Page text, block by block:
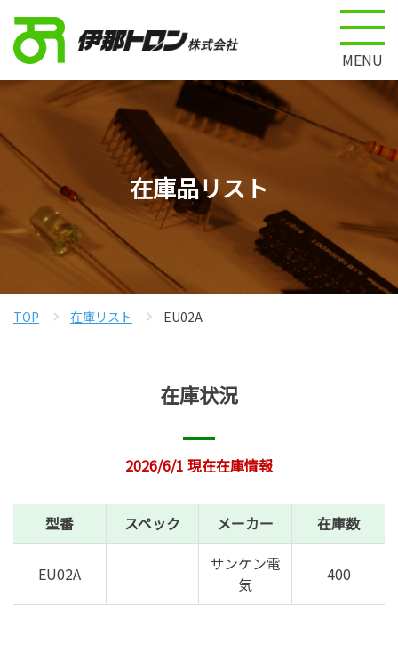
MENU
在庫品リスト
TOP 在庫リスト EU02A
在庫状況
2026/6/1 現在在庫情報
型番 スペック メーカー 在庫数
EU02A
サンケン電
気
400